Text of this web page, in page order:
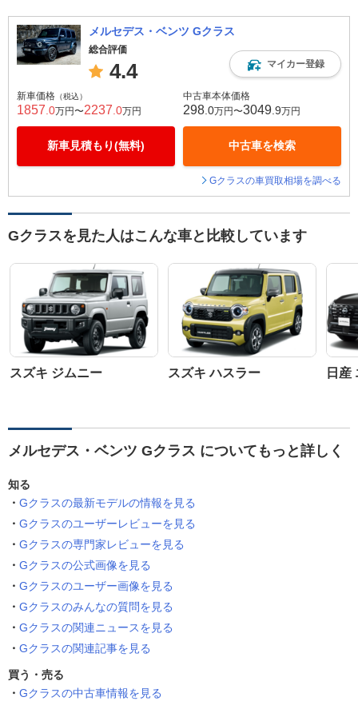
メルセデス・ベンツ Gクラス
総合評価
4.4 マイカー登録
新車価格 （税込）
1857 .0万円〜2237 .0万円
新車見積もり(無料)
中古車本体価格
298 .0万円〜3049 .9万円
中古車を検索
Gクラスの車買取相場を調べる
Gクラスを見た人はこんな車と比較しています
スズキ ジムニー スズキ ハスラー 日産
メルセデス・ベンツ Gクラス についてもっと詳しく
知る
Gクラスの最新モデルの情報を見る
Gクラスのユーザーレビューを見る
Gクラスの専門家レビューを見る
Gクラスの公式画像を見る
Gクラスのユーザー画像を見る
Gクラスのみんなの質問を見る
Gクラスの関連ニュースを見る
Gクラスの関連記事を見る
買う・売る
Gクラスの中古車情報を見る